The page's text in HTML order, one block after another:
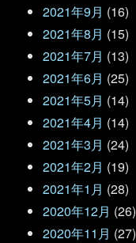
2021年9月 (16)
2021年8月 (15)
2021年7月 (13)
2021年6月 (25)
2021年5月 (14)
2021年4月 (14)
2021年3月 (24)
2021年2月 (19)
2021年1月 (28)
2020年12月 (26)
2020年11月 (27)